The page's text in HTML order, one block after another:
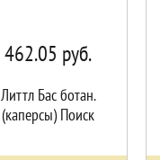
462.05 руб.
Литтл Бас ботан.
(каперсы) Поиск